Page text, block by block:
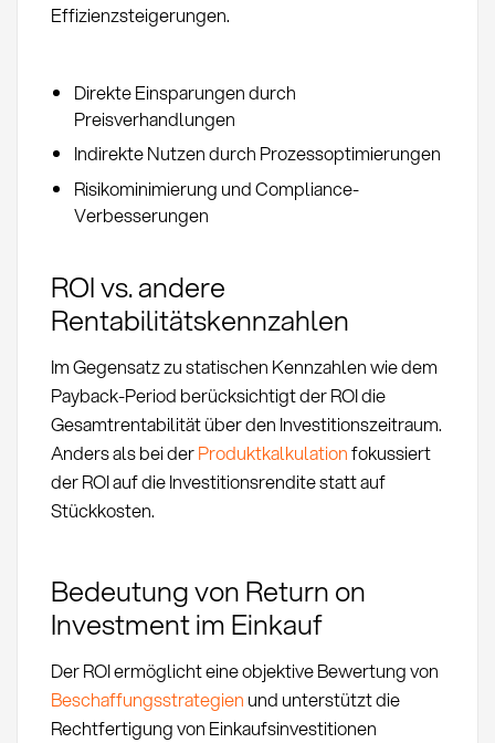
Effizienzsteigerungen.
Direkte Einsparungen durch
Preisverhandlungen
Indirekte Nutzen durch Prozessoptimierungen
Risikominimierung und Compliance-
Verbesserungen
ROI vs. andere
Rentabilitätskennzahlen
Im Gegensatz zu statischen Kennzahlen wie dem
Payback-Period berücksichtigt der ROI die
Gesamtrentabilität über den Investitionszeitraum.
Anders als bei derProduktkalkulationfokussiert
der ROI auf die Investitionsrendite statt auf
Stückkosten.
Bedeutung von Return on
Investment im Einkauf
Der ROI ermöglicht eine objektive Bewertung von
Beschaffungsstrategien und unterstützt die
Rechtfertigung von Einkaufsinvestitionen